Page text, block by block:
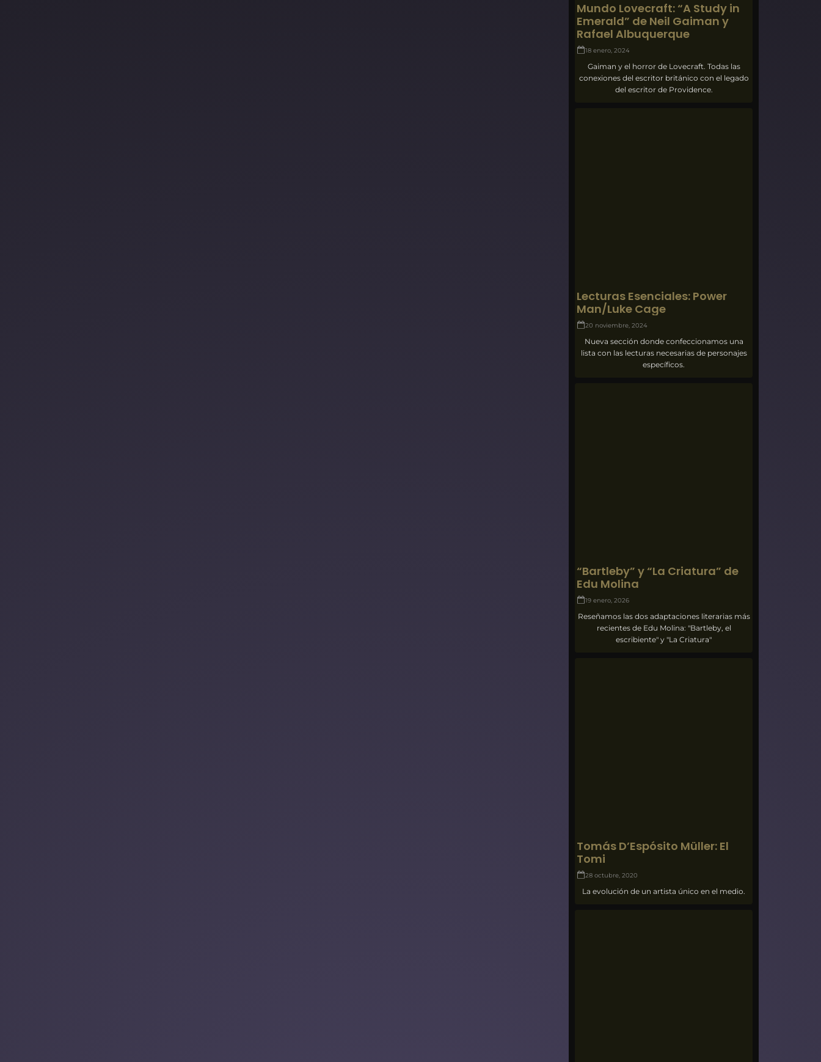
Mundo Lovecraft: “A Study in
Emerald” de Neil Gaiman y
Rafael Albuquerque
18 enero, 2024
Gaiman y el horror de Lovecraft. Todas las
conexiones del escritor británico con el legado
del escritor de Providence.
Lecturas Esenciales: Power
Man/Luke Cage
20 noviembre, 2024
Nueva sección donde confeccionamos una
lista con las lecturas necesarias de personajes
específicos.
“Bartleby” y “La Criatura” de
Edu Molina
19 enero, 2026
Reseñamos las dos adaptaciones literarias más
recientes de Edu Molina: "Bartleby, el
escribiente" y "La Criatura"
Tomás D’Espósito Müller: El
Tomi
28 octubre, 2020
La evolución de un artista único en el medio.